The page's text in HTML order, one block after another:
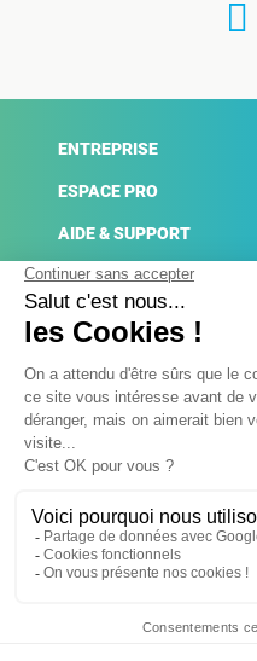
ENTREPRISE
ESPACE PRO
AIDE & SUPPORT
ACTUALITÉS
Conditions
Plateforme